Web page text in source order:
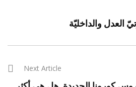
العدل والداخليّة
Next Article